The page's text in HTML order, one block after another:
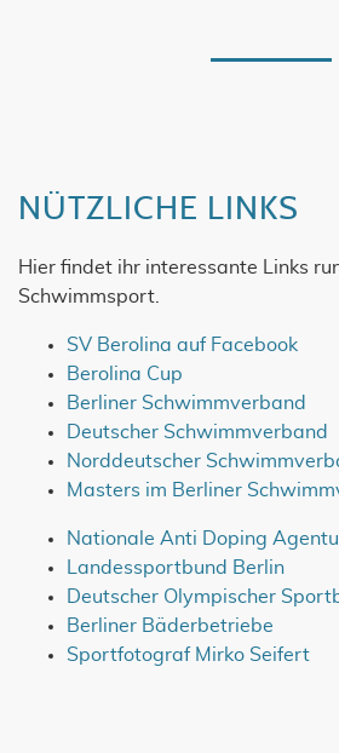
NÜTZLICHE LINKS
Hier findet ihr interessante Links
Schwimmsport.
SV Berolina auf Facebook
Berolina Cup
Berliner Schwimmverband
Deutscher Schwimmverband
Norddeutscher
Masters im Berliner
Nationale Anti Doping
Landessportbund Berlin
Deutscher Olympischer
Berliner Bäderbetriebe
Sportfotograf Mirko Seifert